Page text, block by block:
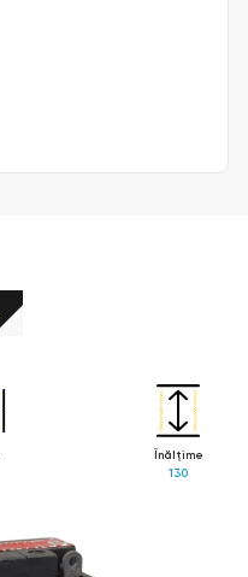
Înălţime
130